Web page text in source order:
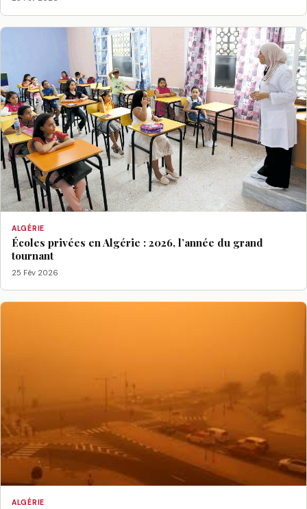
ALGÉRIE
Écoles privées en Algérie : 2026, l’année du grand
tournant
25 Fév 2026
ALGÉRIE